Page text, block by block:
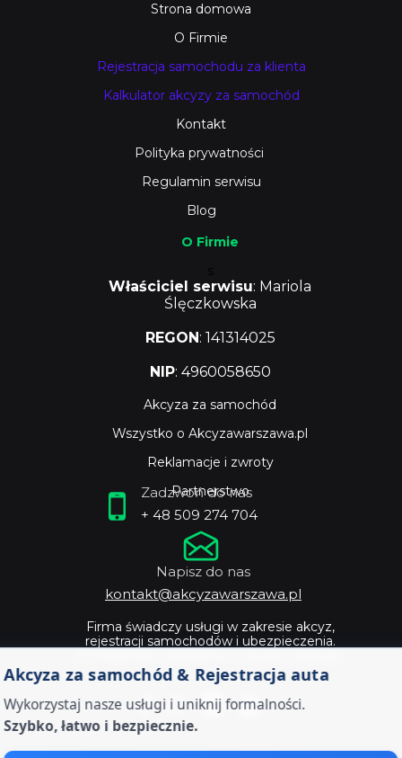
Akcyza za samochód & Rejestracja auta
Wykorzystaj nasze usługi i uniknij formalności.
Szybko, łatwo i bezpiecznie.
Firma świadczy usługi w zakresie akcyz,
rejestracji samochodów i ubezpieczenia.
Zadzwoń do nas
+ 48 509 274 704
Napisz do nas
kontakt@akcyzawarszawa.pl
O Firmie
Właściciel serwisu: Mariola
Ślęczkowska
REGON: 141314025
NIP: 4960058650
Akcyza za samochód
Wszystko o Akcyzawarszawa.pl
Reklamacje i zwroty
Partnerstwo
Strona domowa
O Firmie
Rejestracja samochodu za klienta
Kalkulator akcyzy za samochód
Kontakt
Polityka prywatności
Regulamin serwisu
Blog